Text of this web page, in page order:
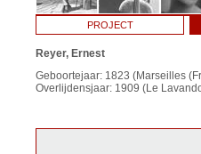
PROJECT
Reyer, Ernest
Geboortejaar: 1823 (Marseilles
Overlijdensjaar: 1909 (Le